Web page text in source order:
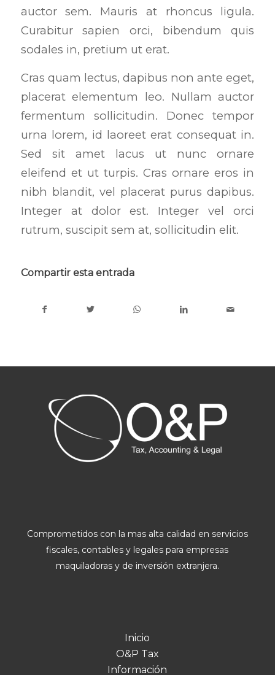
auctor sem. Mauris at rhoncus ligula.
Curabitur sapien orci, bibendum quis
sodales in, pretium ut erat.
Cras quam lectus, dapibus non ante eget,
placerat elementum leo. Nullam auctor
fermentum sollicitudin. Donec tempor
urna lorem, id laoreet erat consequat in.
Sed sit amet lacus ut nunc ornare
eleifend et ut turpis. Cras ornare eros in
nibh blandit, vel placerat purus dapibus.
Integer at dolor est. Integer vel orci
rutrum, suscipit sem at, sollicitudin elit.
Compartir esta entrada
Comprometidos con la mas alta calidad en servicios
fiscales, contables y legales para empresas
maquiladoras y de inversión extranjera.
Inicio
O&P Tax
Información